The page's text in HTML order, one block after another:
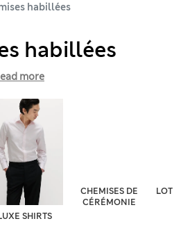
habillées
habillées
more
SHIRTS
CHEMISES DE
CÉRÉMONIE